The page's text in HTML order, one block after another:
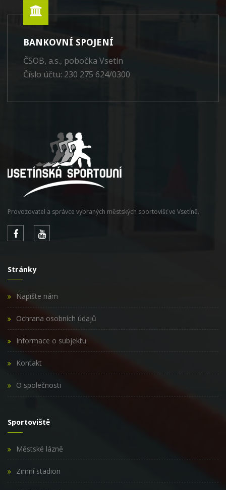
BANKOVNÍ SPOJENÍ
ČSOB, a.s., pobočka Vsetín
Číslo účtu: 230 275 624/0300
Provozovatel a správce vybraných městských sportovišť ve Vsetíně.
Stránky
Napište nám
Ochrana osobních údajů
Informace o subjektu
Kontakt
O společnosti
Sportoviště
Městské lázně
Zimní stadion